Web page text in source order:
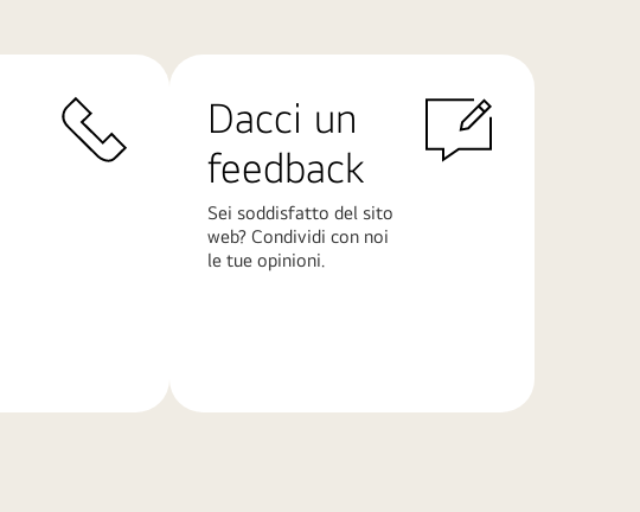
Dacci un
feedback
Sei soddisfatto del sito
web? Condividi con noi
le tue opinioni.